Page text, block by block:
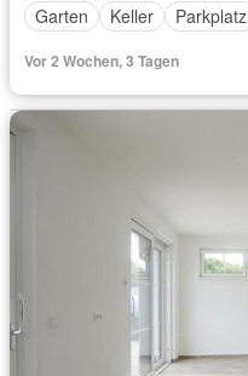
Garten
Keller Parkplatz
Vor 2 Wochen, 3 Tagen